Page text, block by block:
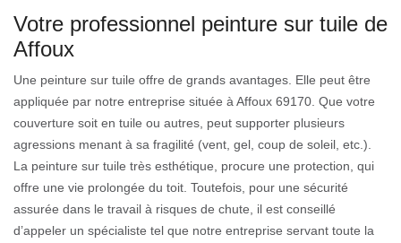
Votre professionnel peinture sur tuile de
Affoux
Une peinture sur tuile offre de grands avantages. Elle peut être
appliquée par notre entreprise située à Affoux 69170. Que votre
couverture soit en tuile ou autres, peut supporter plusieurs
agressions menant à sa fragilité (vent, gel, coup de soleil, etc.).
La peinture sur tuile très esthétique, procure une protection, qui
offre une vie prolongée du toit. Toutefois, pour une sécurité
assurée dans le travail à risques de chute, il est conseillé
d’appeler un spécialiste tel que notre entreprise servant toute la